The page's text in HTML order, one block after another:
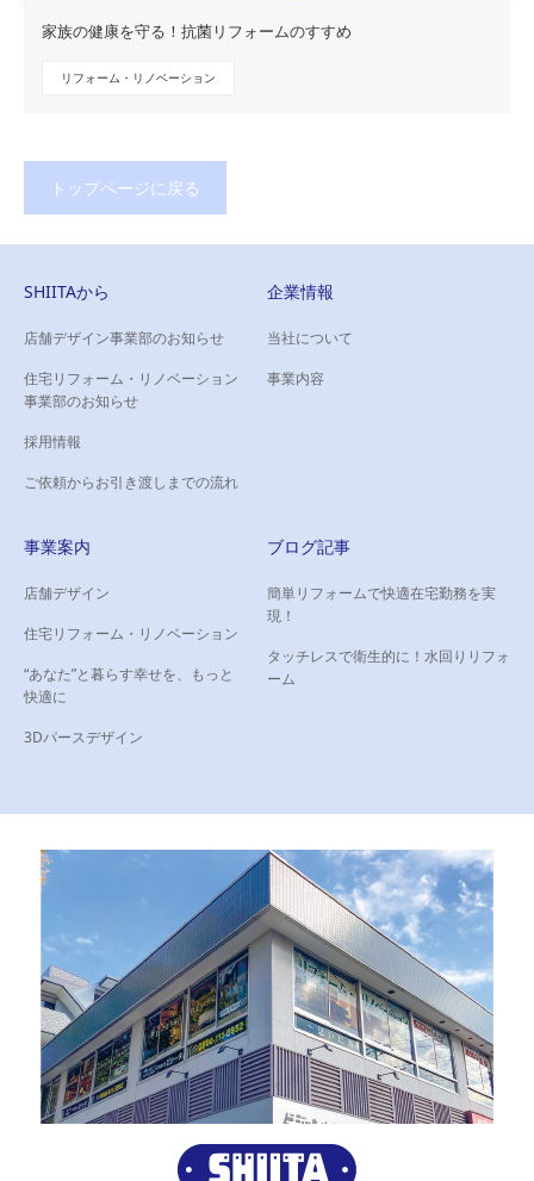
家族の健康を守る！抗菌リフォームのすすめ
リフォーム・リノベーション
トップページに戻る
SHIITAから
店舗デザイン事業部のお知らせ
住宅リフォーム・リノベーション
事業部のお知らせ
採用情報
ご依頼からお引き渡しまでの流れ
企業情報
当社について
事業内容
事業案内
店舗デザイン
住宅リフォーム・リノベーション
“あなた”と暮らす幸せを、もっと
快適に
3Dパースデザイン
ブログ記事
簡単リフォームで快適在宅勤務を実
現！
タッチレスで衛生的に！水回りリフォ
ーム